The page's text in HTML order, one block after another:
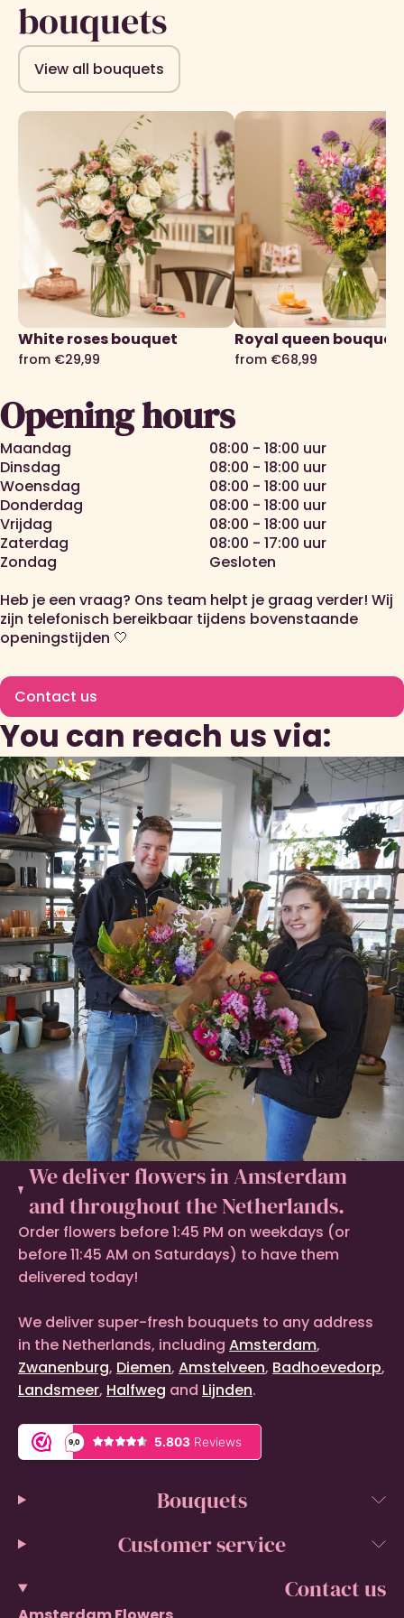
bouquets
View all bouquets
White roses bouquet
from €29,99
Royal queen bouquet
from €68,99
Opening hours
Maandag
Dinsdag
Woensdag
Donderdag
Vrijdag
Zaterdag
Zondag
08:00 - 18:00 uur
08:00 - 18:00 uur
08:00 - 18:00 uur
08:00 - 18:00 uur
08:00 - 18:00 uur
08:00 - 17:00 uur
Gesloten
Heb je een vraag? Ons team helpt je graag verder! Wij
zijn telefonisch bereikbaar tijdens bovenstaande
openingstijden 🤍
Contact us
You can reach us via:
We deliver flowers in Amsterdam
and throughout the Netherlands.
Order flowers before 1:45 PM on weekdays (or
before 11:45 AM on Saturdays) to have them
delivered today!
We deliver super-fresh bouquets to any address
in the Netherlands, including Amsterdam,
Zwanenburg, Diemen, Amstelveen, Badhoevedorp,
Landsmeer, Halfweg and Lijnden.
Bouquets
Customer service
Contact us